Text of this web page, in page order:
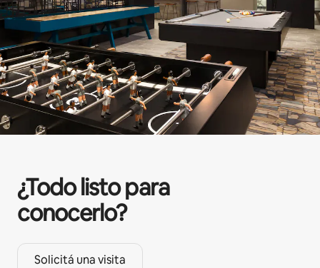
¿Todo listo para
conocerlo?
Solicitá una visita